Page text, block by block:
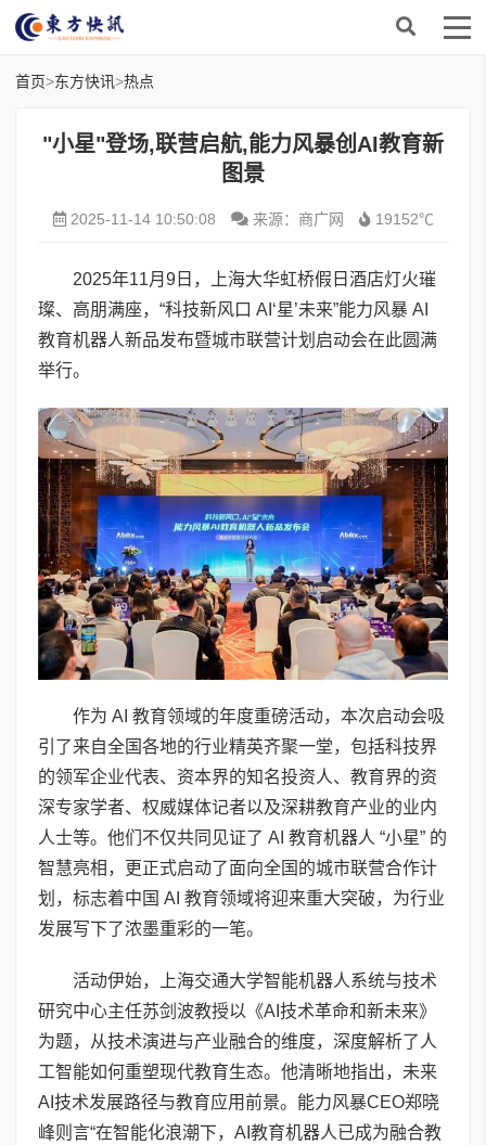
首页>东方快讯>热点
"小星"登场,联营启航,能力风暴创AI教育新
图景
2025-11-14 10:50:08 来源：商广网 19152℃
2025年11月9日，上海大华虹桥假日酒店灯火璀
璨、高朋满座，“科技新风口 AI‘星’未来”能力风暴 AI
教育机器人新品发布暨城市联营计划启动会在此圆满
举行。
作为 AI 教育领域的年度重磅活动，本次启动会吸
引了来自全国各地的行业精英齐聚一堂，包括科技界
的领军企业代表、资本界的知名投资人、教育界的资
深专家学者、权威媒体记者以及深耕教育产业的业内
人士等。他们不仅共同见证了 AI 教育机器人 “小星” 的
智慧亮相，更正式启动了面向全国的城市联营合作计
划，标志着中国 AI 教育领域将迎来重大突破，为行业
发展写下了浓墨重彩的一笔。
活动伊始，上海交通大学智能机器人系统与技术
研究中心主任苏剑波教授以《AI技术革命和新未来》
为题，从技术演进与产业融合的维度，深度解析了人
工智能如何重塑现代教育生态。他清晰地指出，未来
AI技术发展路径与教育应用前景。能力风暴CEO郑晓
峰则言“在智能化浪潮下，AI教育机器人已成为融合教